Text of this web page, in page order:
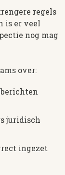
regels
is er veel
nog mag
over:
juridisch
ingezet